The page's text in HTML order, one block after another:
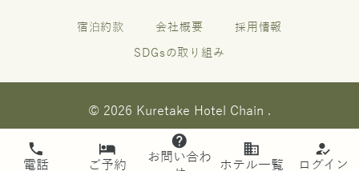
宿泊約款 会社概要 採用情報
SDGsの取り組み
© 2026 Kuretake Hotel Chain .
phone
電話
hotel
ご予約
help
お問い合わ
business
ホテル一覧
how_to_reg
ログイン